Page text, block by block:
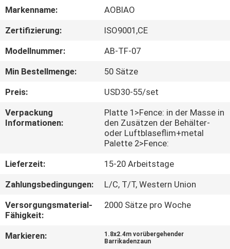
AUSFLUG
QUALITÄTSKONTROLLE
TRETEN
SIE
UNS
VERBINDUNG
FORDERN
SIE
Markenname:
AOBIAO
Zertifizierung:
ISO9001,CE
Modellnummer:
AB-TF-07
Min Bestellmenge:
50 Sätze
Preis:
USD30-55/set
Verpackung
Informationen:
Platte 1>Fence: in der Masse in
den Zusätzen der Behälter-
oder Luftblaseflim+metal
Palette 2>Fence:
Lieferzeit:
15-20 Arbeitstage
Zahlungsbedingungen:
L/C, T/T, Western Union
Versorgungsmaterial-
Fähigkeit:
2000 Sätze pro Woche
Markieren:
1.8x2.4m vorübergehender
Barrikadenzaun